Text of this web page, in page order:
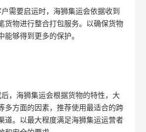
需要启运时，海狮集运会依据收到
货物进行整合打包服务。以确保货物
能够得到更多的保护。
，海狮集运会根据货物的特性，大
多方面的因素，推荐使用最适合的跨
道。以最大程度满足海狮集运运营者